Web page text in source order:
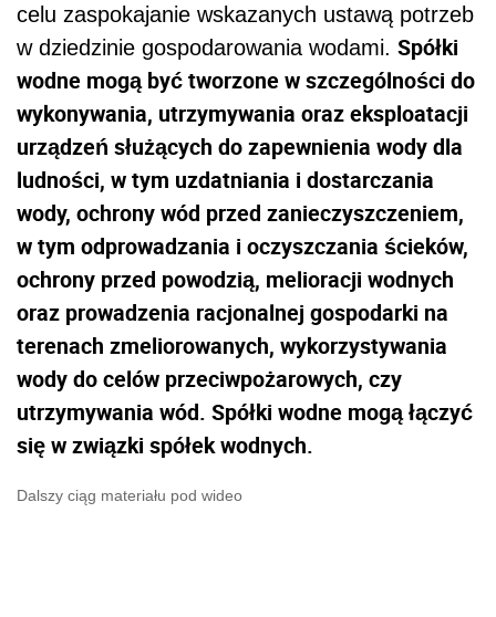
celu zaspokajanie wskazanych ustawą potrzeb
w dziedzinie gospodarowania wodami. Spółki
wodne mogą być tworzone w szczególności do
wykonywania, utrzymywania oraz eksploatacji
urządzeń służących do zapewnienia wody dla
ludności, w tym uzdatniania i dostarczania
wody, ochrony wód przed zanieczyszczeniem,
w tym odprowadzania i oczyszczania ścieków,
ochrony przed powodzią, melioracji wodnych
oraz prowadzenia racjonalnej gospodarki na
terenach zmeliorowanych, wykorzystywania
wody do celów przeciwpożarowych, czy
utrzymywania wód. Spółki wodne mogą łączyć
się w związki spółek wodnych.
Dalszy ciąg materiału pod wideo